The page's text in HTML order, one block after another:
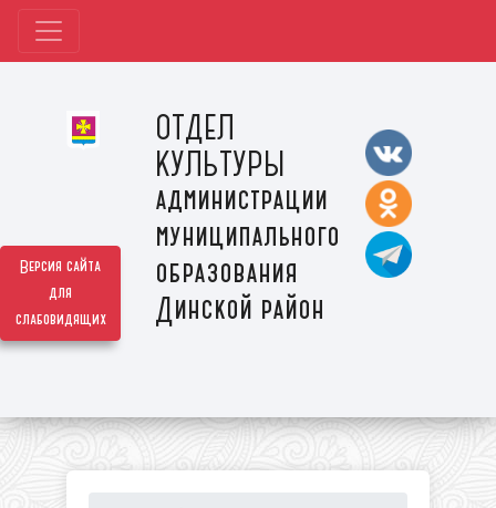
Версия сайта
для
слабовидящих
ОТДЕЛ
КУЛЬТУРЫ
администрации
муниципального
образования
Динской район